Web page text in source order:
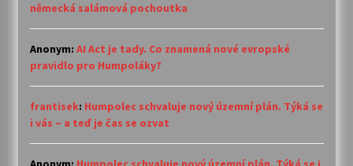
německá salámová pochoutka
Anonym: AI Act je tady. Co znamená nové evropské
pravidlo pro Humpoláky?
frantisek: Humpolec schvaluje nový územní plán. Týká se
i vás – a teď je čas se ozvat